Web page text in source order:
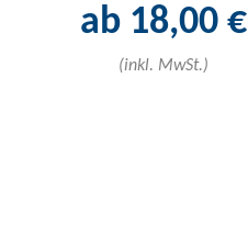
ab 18,00 €
(inkl. MwSt.)